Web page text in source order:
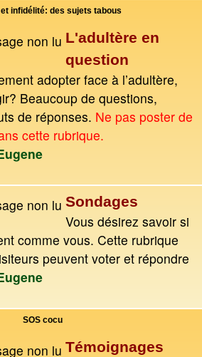
infidélité: des sujets tabous
L'adultère en
question
adopter face à l’adultère,
Beaucoup de questions,
de réponses. Ne pas poster de
cette rubrique.
Sondages
Vous désirez savoir si
comme vous. Cette rubrique
peuvent voter et répondre
SOS cocu
Témoignages